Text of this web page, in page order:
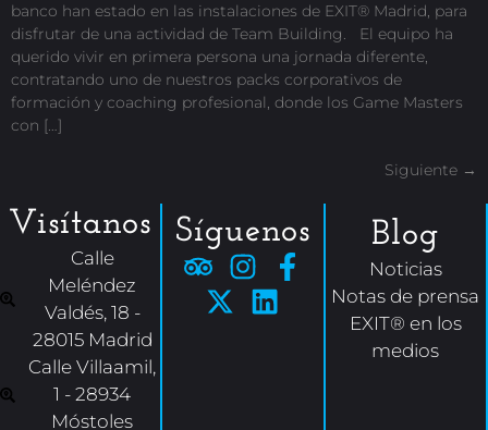
banco han estado en las instalaciones de EXIT® Madrid, para
disfrutar de una actividad de Team Building. El equipo ha
querido vivir en primera persona una jornada diferente,
contratando uno de nuestros packs corporativos de
formación y coaching profesional, donde los Game Masters
con […]
Siguiente →
Visítanos
Calle
Meléndez
Valdés, 18 -
28015 Madrid
Calle Villaamil,
1 - 28934
Móstoles
Síguenos Blog
Noticias
Notas de prensa
EXIT® en los
medios